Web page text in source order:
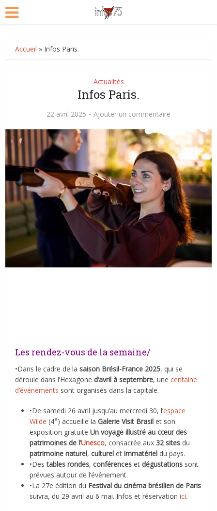
Accueil » Infos Paris.
Actualités
Infos Paris.
22 avril 2025 Ajouter un commentaire
Les rendez-vous de la semaine/
•Dans le cadre de lasaison Brésil-France 2025, qui se
déroule dans l’Hexagoned’avril à septembre, unecentaine
d’événements sont organisés dans la capitale.
•De samedi 26 avril jusqu’au mercredi 30, l’espace
Wilde (4e) accueille laGalerie Visit Brasil et son
exposition gratuiteUn voyage illustré au cœur des
patrimoines de l’Unesco, consacrée aux32 sites du
patrimoine naturel,culturel etimmatériel du pays.
•Destables rondes,conférences etdégustations sont
prévues autour de l’événement.
•La 27e édition du Festival du cinéma brésilien de Paris
suivra, du 29 avril au 6 mai. Infos et réservationici.